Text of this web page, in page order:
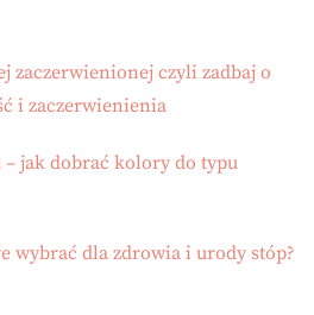
zaczerwienionej czyli zadbaj o
i zaczerwienienia
jak dobrać kolory do typu
wybrać dla zdrowia i urody stóp?